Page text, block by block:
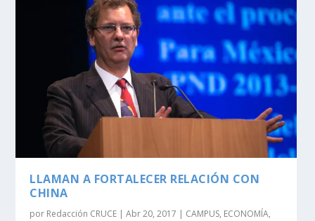
LLAMAN A FORTALECER RELACIÓN CON
CHINA
por Redacción CRUCE |Abr 20, 2017 | CAMPUS, ECONOMÍA,